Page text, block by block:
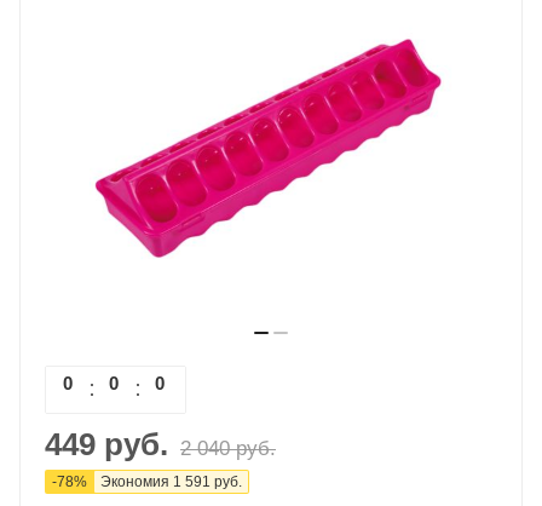
0 0 0
449 руб. 2 040руб.
-78% Экономия 1 591 руб.